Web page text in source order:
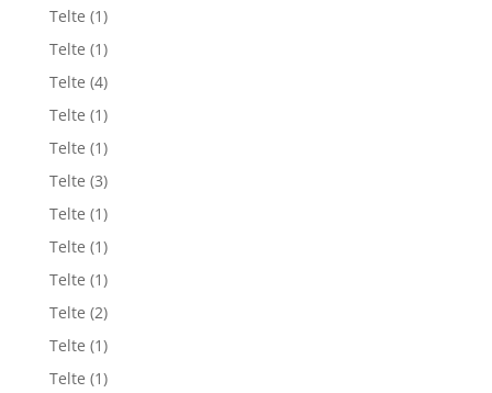
Telte (1)
Telte (1)
Telte (4)
Telte (1)
Telte (1)
Telte (3)
Telte (1)
Telte (1)
Telte (1)
Telte (2)
Telte (1)
Telte (1)